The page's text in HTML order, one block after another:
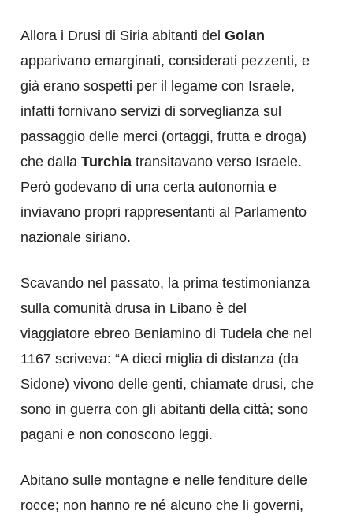
Allora i Drusi di Siria abitanti del Golan
apparivano emarginati, considerati pezzenti, e
già erano sospetti per il legame con Israele,
infatti fornivano servizi di sorveglianza sul
passaggio delle merci (ortaggi, frutta e droga)
che dalla Turchia transitavano verso Israele.
Però godevano di una certa autonomia e
inviavano propri rappresentanti al Parlamento
nazionale siriano.
Scavando nel passato, la prima testimonianza
sulla comunità drusa in Libano è del
viaggiatore ebreo Beniamino di Tudela che nel
1167 scriveva: “A dieci miglia di distanza (da
Sidone) vivono delle genti, chiamate drusi, che
sono in guerra con gli abitanti della città; sono
pagani e non conoscono leggi.
Abitano sulle montagne e nelle fenditure delle
rocce; non hanno re né alcuno che li governi,